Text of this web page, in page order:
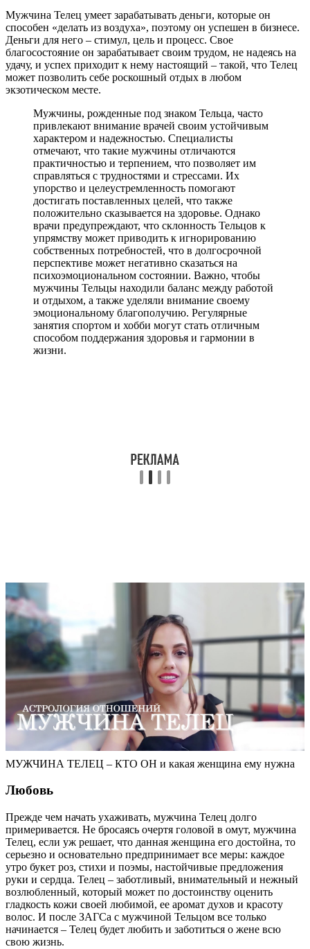
Мужчина Телец умеет зарабатывать деньги, которые он
способен «делать из воздуха», поэтому он успешен в бизнесе.
Деньги для него – стимул, цель и процесс. Свое
благосостояние он зарабатывает своим трудом, не надеясь на
удачу, и успех приходит к нему настоящий – такой, что Телец
может позволить себе роскошный отдых в любом
экзотическом месте.
Мужчины, рожденные под знаком Тельца, часто
привлекают внимание врачей своим устойчивым
характером и надежностью. Специалисты
отмечают, что такие мужчины отличаются
практичностью и терпением, что позволяет им
справляться с трудностями и стрессами. Их
упорство и целеустремленность помогают
достигать поставленных целей, что также
положительно сказывается на здоровье. Однако
врачи предупреждают, что склонность Тельцов к
упрямству может приводить к игнорированию
собственных потребностей, что в долгосрочной
перспективе может негативно сказаться на
психоэмоциональном состоянии. Важно, чтобы
мужчины Тельцы находили баланс между работой
и отдыхом, а также уделяли внимание своему
эмоциональному благополучию. Регулярные
занятия спортом и хобби могут стать отличным
способом поддержания здоровья и гармонии в
жизни.
МУЖЧИНА ТЕЛЕЦ – КТО ОН и какая женщина ему нужна
Любовь
Прежде чем начать ухаживать, мужчина Телец долго
примеривается. Не бросаясь очертя головой в омут, мужчина
Телец, если уж решает, что данная женщина его достойна, то
серьезно и основательно предпринимает все меры: каждое
утро букет роз, стихи и поэмы, настойчивые предложения
руки и сердца. Телец – заботливый, внимательный и нежный
возлюбленный, который может по достоинству оценить
гладкость кожи своей любимой, ее аромат духов и красоту
волос. И после ЗАГСа с мужчиной Тельцом все только
начинается – Телец будет любить и заботиться о жене всю
свою жизнь.